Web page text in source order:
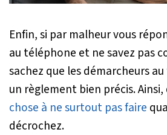
Enfin, si par malheur vous
au téléphone et ne savez pas
sachez que les démarcheurs
un règlement bien précis.
chose à ne surtout pas faire
décrochez.